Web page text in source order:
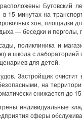
расположены
15 минутах на
зон, площадки
— беседки и перголы,
поликлиника и
и школа с
для детей.
Застройщик
на
снижается до
индивидуальные
сферы